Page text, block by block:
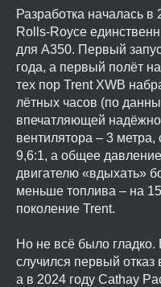
Разработка началась в
Rolls-Royce
для A350. Первый
года, а первый полёт
тех пор Trent XWB
лётных часов (по
впечатляющей
вентилятора – 3 метра,
9,6:1, а общее
двигателю «вдыхать»
меньше топлива – на
поколение Trent.
Но не всё было гладко.
случился первый отказ
а в 2024 году Cathay